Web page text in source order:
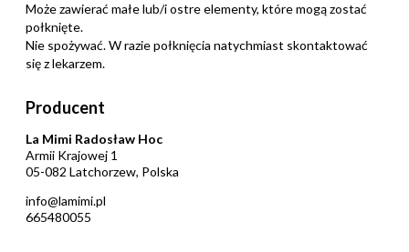
Może zawierać małe lub/i ostre elementy, które mogą zostać
połknięte.
Nie spożywać. W razie połknięcia natychmiast skontaktować
się z lekarzem.
Producent
La Mimi Radosław Hoc
Armii Krajowej 1
05-082 Latchorzew, Polska
info@lamimi.pl
665480055